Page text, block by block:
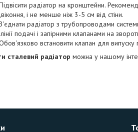
радіатор на кронштейни.
і не менше ніж 3-5 см від стіни.
радіатор з трубопроводами
подачі і запірними клапанами на
встановити клапан для випуску
сталевий радіатор можна у нашому